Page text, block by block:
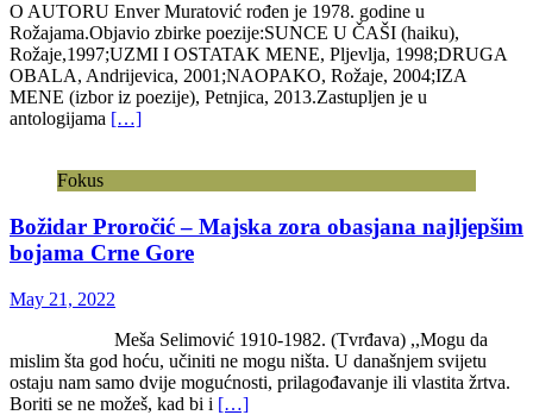
O AUTORU Enver Muratović rođen je 1978. godine u
Rožajama.Objavio zbirke poezije:SUNCE U ČAŠI (haiku),
Rožaje,1997;UZMI I OSTATAK MENE, Pljevlja, 1998;DRUGA
OBALA, Andrijevica, 2001;NAOPAKO, Rožaje, 2004;IZA
MENE (izbor iz poezije), Petnjica, 2013.Zastupljen je u
antologijama […]
Fokus
Božidar Proročić – Majska zora obasjana najljepšim
bojama Crne Gore
May 21, 2022
Meša Selimović 1910-1982. (Tvrđava) ,,Mogu da
mislim šta god hoću, učiniti ne mogu ništa. U današnjem svijetu
ostaju nam samo dvije mogućnosti, prilagođavanje ili vlastita žrtva.
Boriti se ne možeš, kad bi i […]